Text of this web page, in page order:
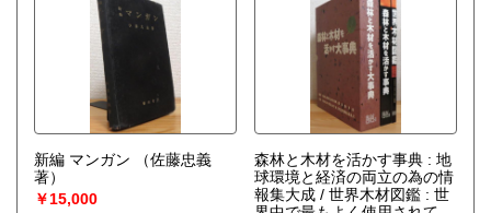
新編 マンガン
（佐藤忠義
著）
￥15,000
森林と木材を活かす事典 : 地
球環境と経済の両立の為の情
報集大成 / 世界木材図鑑 : 世